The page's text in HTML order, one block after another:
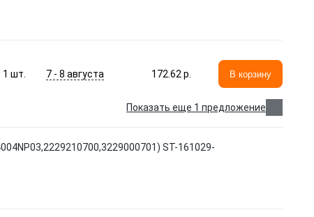
1шт. 7 - 8 августа 172.62 p. В корзину
Показать еще 1 предложение
ST-161029-